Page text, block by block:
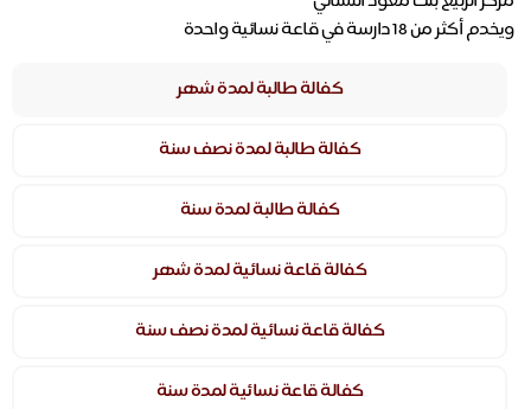
ويخدم أكثر من 18 دارسة في قاعة نسائية واحدة
كفالة طالبة لمدة شهر
كفالة طالبة لمدة نصف سنة
كفالة طالبة لمدة سنة
كفالة قاعة نسائية لمدة شهر
كفالة قاعة نسائية لمدة نصف سنة
كفالة قاعة نسائية لمدة سنة